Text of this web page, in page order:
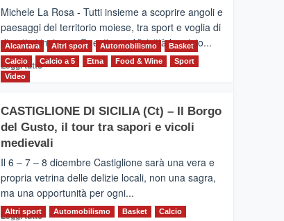
Michele La Rosa - Tutti insieme a scoprire angoli e
paesaggi del territorio moiese, tra sport e voglia di
divertirsi insieme. Quest'anno Vivicittà ha visto...
Leggi tuttoLeggi
MOIO
ALCANTARA
–
alla
scoperta
del
territorio,
Alcantara Altri sport Automobilismo
Basket
Calcio
Calcio a 5 Etna Food & Wine
Sport
Video
CASTIGLIONE DI SICILIA (Ct) – Il Borgo
del Gusto, il tour tra sapori e vicoli
medievali
Il 6 – 7 – 8 dicembre Castiglione sarà una vera e
propria vetrina delle delizie locali, non una sagra,
ma una opportunità per ogni...
Leggi tuttoLeggi
Altri sport Automobilismo Basket
Calcio